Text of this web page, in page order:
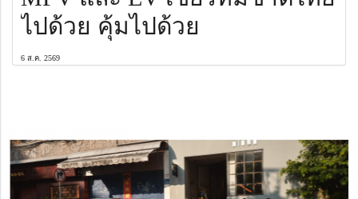
ไปด้วย คุ้มไปด้วย
6 ส.ค. 2569